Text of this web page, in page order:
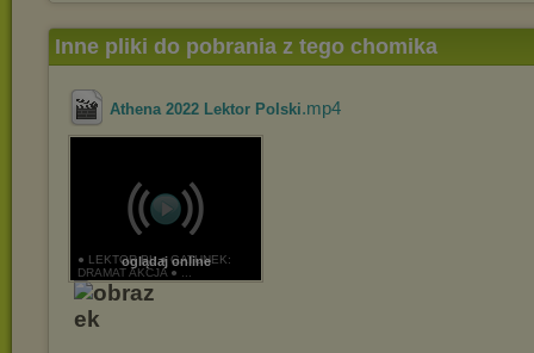
Inne pliki do pobrania z tego chomika
Athena 2022 Lektor Polski.mp4
oglądaj online
● LEKTOR PL ● GATUNEK:
DRAMAT AKCJA ● ...